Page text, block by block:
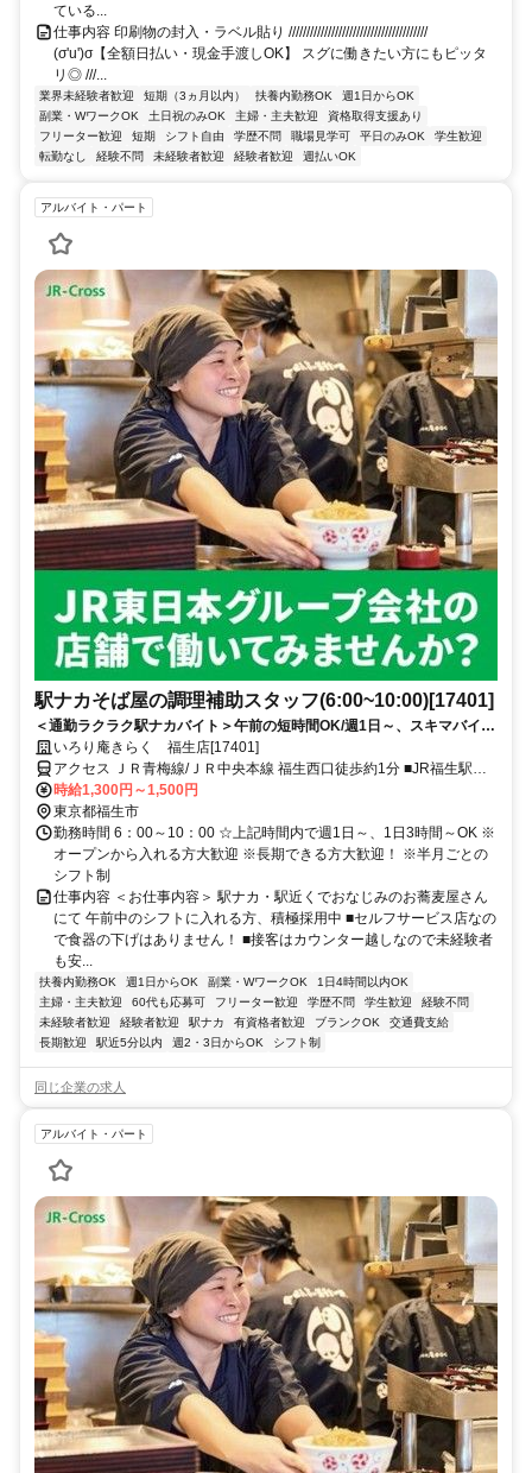
ている...
仕事内容 印刷物の封入・ラベル貼り ///////////////////////////////////////
(σ'u')σ【全額日払い・現金手渡しOK】 スグに働きたい方にもピッタ
リ◎ ///...
業界未経験者歓迎 短期（3ヵ月以内） 扶養内勤務OK
週1日からOK
副業・WワークOK
土日祝のみOK 主婦・主夫歓迎
資格取得支援あり
フリーター歓迎
短期 シフト自由 学歴不問 職場見学可 平日のみOK
学生歓迎
転勤なし
経験不問 未経験者歓迎 経験者歓迎 週払いOK
アルバイト・パート
駅ナカそば屋の調理補助スタッフ(6:00~10:00)[17401]
＜通勤ラクラク駅ナカバイト＞午前の短時間OK/週1日～、スキマバイ
ト/未経験歓迎/面接時履歴書不要
いろり庵きらく 福生店[17401]
アクセス ＪＲ青梅線/ＪＲ中央本線 福生西口徒歩約1分 ■JR福生駅構
内■福生駅、牛浜駅、熊川駅、拝島駅、羽村駅からも通勤できます
時給1,300円～1,500円
東京都福生市
勤務時間 6：00～10：00 ☆上記時間内で週1日～、1日3時間～OK ※
オープンから入れる方大歓迎 ※長期できる方大歓迎！ ※半月ごとの
シフト制
仕事内容 ＜お仕事内容＞ 駅ナカ・駅近くでおなじみのお蕎麦屋さん
にて 午前中のシフトに入れる方、積極採用中 ■セルフサービス店なの
で食器の下げはありません！ ■接客はカウンター越しなので未経験者
も安...
扶養内勤務OK 週1日からOK 副業・WワークOK
1日4時間以内OK
主婦・主夫歓迎
60代も応募可 フリーター歓迎 学歴不問 学生歓迎
経験不問
未経験者歓迎
経験者歓迎 駅ナカ 有資格者歓迎 ブランクOK
交通費支給
長期歓迎
駅近5分以内 週2・3日からOK シフト制
同じ企業の求人
アルバイト・パート